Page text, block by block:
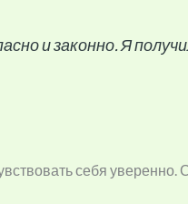
и законно. Я
себя